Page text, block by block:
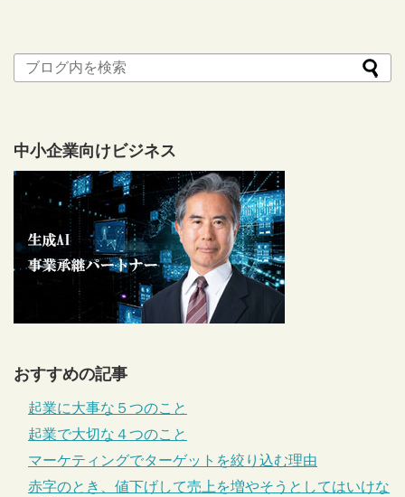
中小企業向けビジネス
おすすめの記事
起業に大事な５つのこと
起業で大切な４つのこと
マーケティングでターゲットを絞り込む理由
赤字のとき、値下げして売上を増やそうとしてはいけな